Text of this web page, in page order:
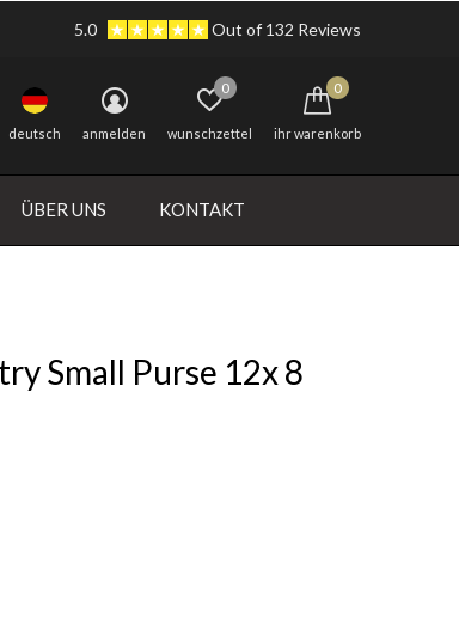
ÜBER UNS KONTAKT
deutsch anmelden wunschzettel
0
ihr warenkorb
0
5.0 Out of 132 Reviews
Small Purse 12x 8